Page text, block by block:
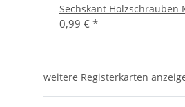
Sechskant Holzschrauben
0,99 € *
weitere Registerkarten